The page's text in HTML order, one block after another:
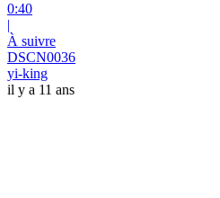
0:40
|
À suivre
DSCN0036
yi-king
il y a 11 ans